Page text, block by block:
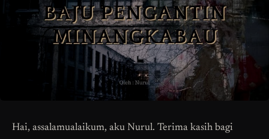
Hai, assalamualaikum, aku Nurul. Terima kasih bagi